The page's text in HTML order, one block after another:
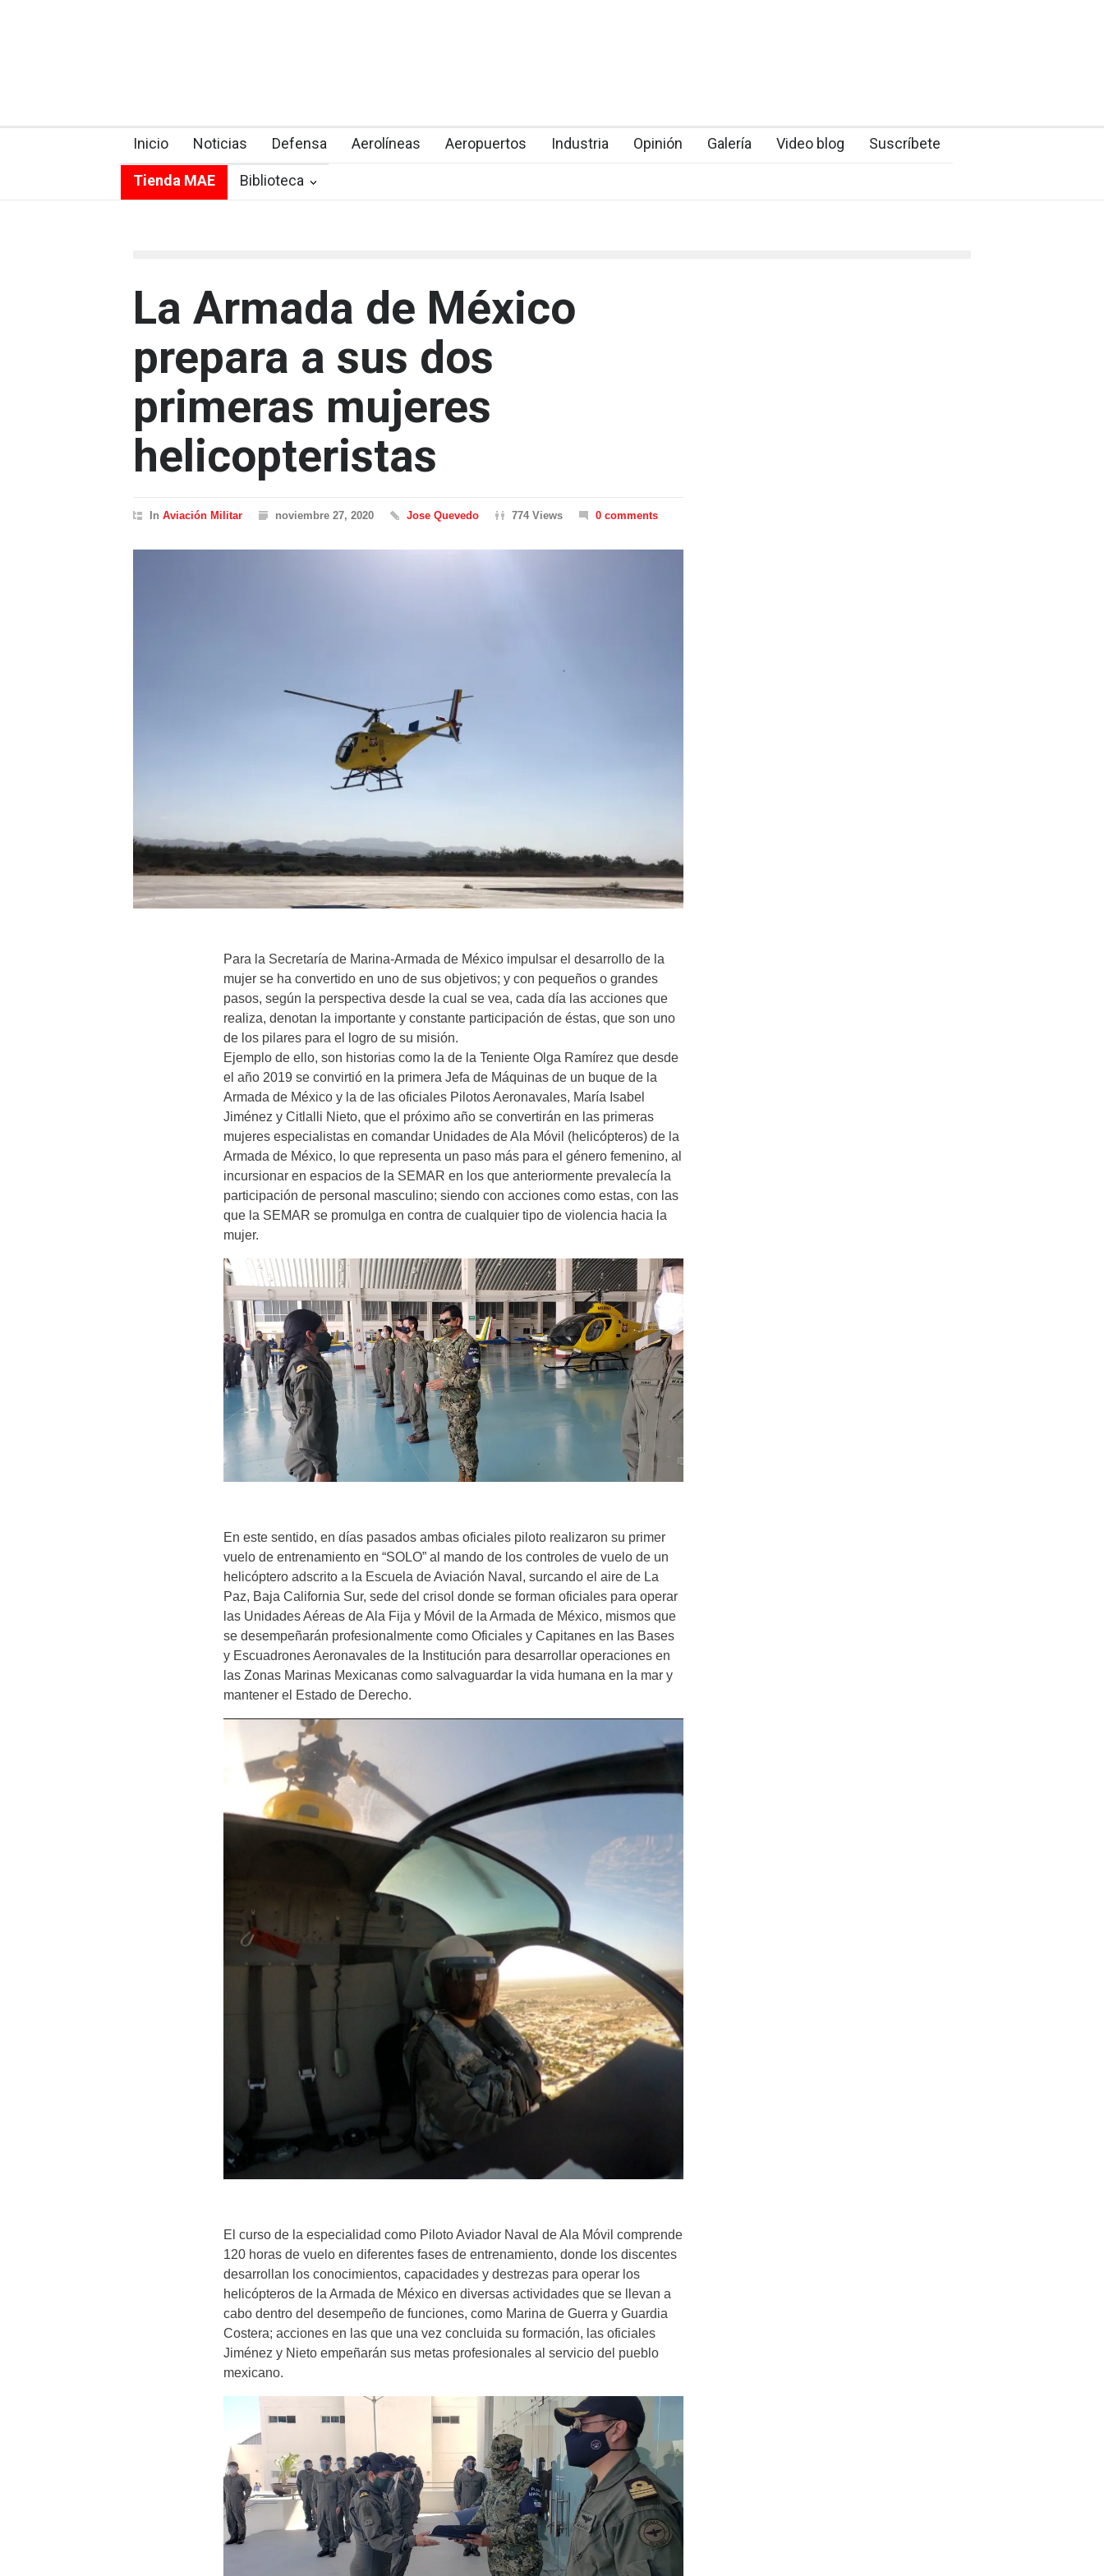
Inicio Noticias Defensa Aerolíneas Aeropuertos Industria Opinión Galería Video blog Suscríbete
Tienda MAE Biblioteca
La Armada de México
prepara a sus dos
primeras mujeres
helicopteristas
In Aviación Militar noviembre 27, 2020 Jose Quevedo 774 Views 0 comments
Para la Secretaría de Marina-Armada de México impulsar el desarrollo de la
mujer se ha convertido en uno de sus objetivos; y con pequeños o grandes
pasos, según la perspectiva desde la cual se vea, cada día las acciones que
realiza, denotan la importante y constante participación de éstas, que son uno
de los pilares para el logro de su misión.
Ejemplo de ello, son historias como la de la Teniente Olga Ramírez que desde
el año 2019 se convirtió en la primera Jefa de Máquinas de un buque de la
Armada de México y la de las oficiales Pilotos Aeronavales, María Isabel
Jiménez y Citlalli Nieto, que el próximo año se convertirán en las primeras
mujeres especialistas en comandar Unidades de Ala Móvil (helicópteros) de la
Armada de México, lo que representa un paso más para el género femenino, al
incursionar en espacios de la SEMAR en los que anteriormente prevalecía la
participación de personal masculino; siendo con acciones como estas, con las
que la SEMAR se promulga en contra de cualquier tipo de violencia hacia la
mujer.
En este sentido, en días pasados ambas oficiales piloto realizaron su primer
vuelo de entrenamiento en “SOLO” al mando de los controles de vuelo de un
helicóptero adscrito a la Escuela de Aviación Naval, surcando el aire de La
Paz, Baja California Sur, sede del crisol donde se forman oficiales para operar
las Unidades Aéreas de Ala Fija y Móvil de la Armada de México, mismos que
se desempeñarán profesionalmente como Oficiales y Capitanes en las Bases
y Escuadrones Aeronavales de la Institución para desarrollar operaciones en
las Zonas Marinas Mexicanas como salvaguardar la vida humana en la mar y
mantener el Estado de Derecho.
El curso de la especialidad como Piloto Aviador Naval de Ala Móvil comprende
120 horas de vuelo en diferentes fases de entrenamiento, donde los discentes
desarrollan los conocimientos, capacidades y destrezas para operar los
helicópteros de la Armada de México en diversas actividades que se llevan a
cabo dentro del desempeño de funciones, como Marina de Guerra y Guardia
Costera; acciones en las que una vez concluida su formación, las oficiales
Jiménez y Nieto empeñarán sus metas profesionales al servicio del pueblo
mexicano.